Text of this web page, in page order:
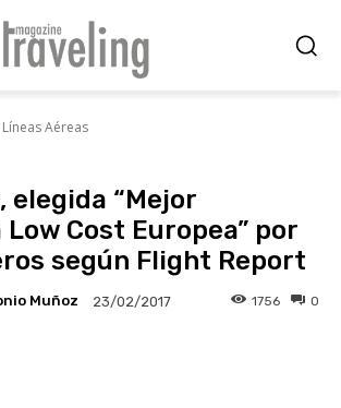
Líneas Aéreas
elegida “Mejor
Low Cost Europea” por
según Flight Report
Muñoz 23/02/2017 0
1756